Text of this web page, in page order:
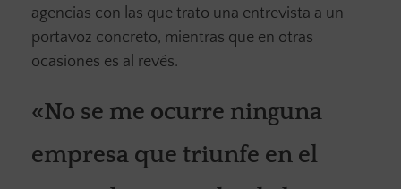
agencias con las que trato una entrevista a un
portavoz concreto, mientras que en otras
ocasiones es al revés.
«No se me ocurre ninguna
empresa que triunfe en el